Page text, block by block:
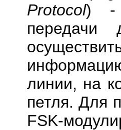
Protocol) -
передачи
линии, на
петля. Для
FSK-